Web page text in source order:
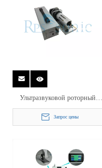
Ультразвуковой роторный
рожок высокой амплитуды 35
кГц для ультразвуковой
Запрос цены